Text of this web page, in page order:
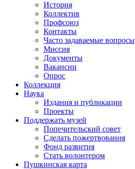
История
Коллектив
Профсоюз
Контакты
Часто задаваемые вопросы
Миссия
Документы
Вакансии
Опрос
Коллекция
Наука
Издания и публикации
Проекты
Поддержать музей
Попечительский совет
Сделать пожертвования
Фонд развития
Стать волонтером
Пушкинская карта